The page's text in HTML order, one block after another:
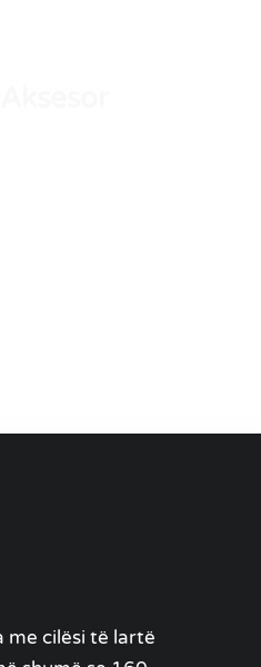
me cilësi të lartë